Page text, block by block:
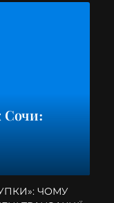
Сочи:
ЧОМУ